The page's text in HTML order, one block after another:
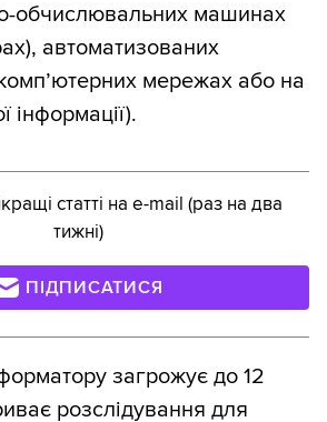
обчислювальних машинах
автоматизованих
мережах або на
інформації).
статті на e-mail (раз на два
тижні)
ПІДПИСАТИСЯ
загрожує до 12
розслідування для